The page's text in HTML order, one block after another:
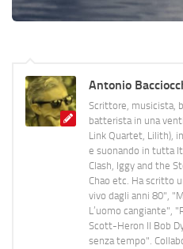
Antonio
Scrittore, musicista,
batterista in una
Link Quartet, Lilith),
e suonando in tutta
Clash, Iggy and the
Chao etc. Ha scritto
vivo dagli anni 80",
L’uomo cangiante",
Scott-Heron Il Bob
senza tempo".